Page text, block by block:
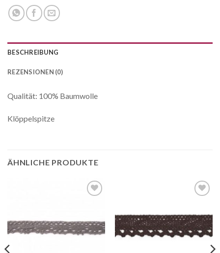
BESCHREIBUNG
REZENSIONEN (0)
Qualität: 100% Baumwolle
Klöppelspitze
ÄHNLICHE PRODUKTE